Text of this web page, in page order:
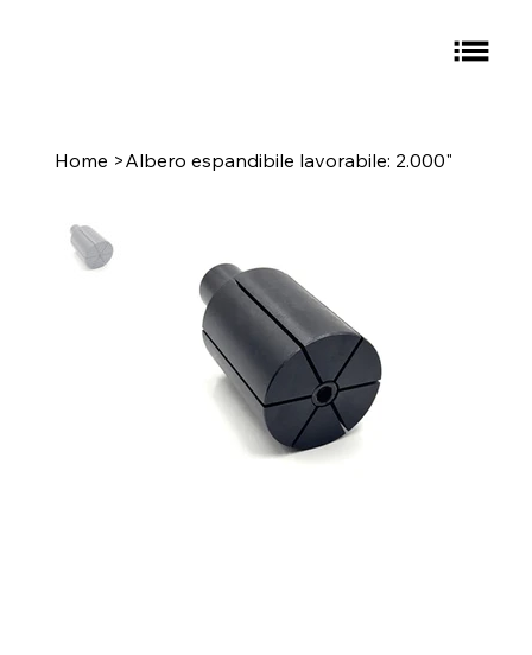
Home >Albero espandibile lavorabile: 2.000"